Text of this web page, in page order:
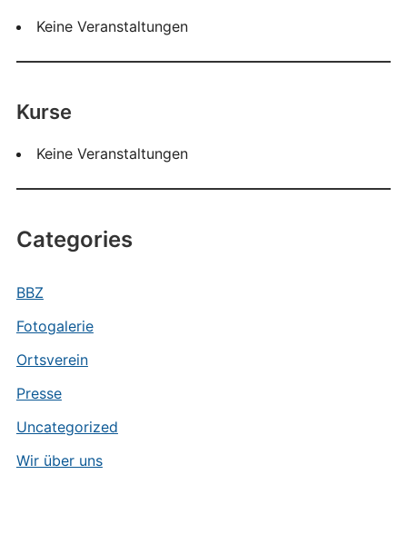
Keine Veranstaltungen
Kurse
Keine Veranstaltungen
Categories
BBZ
Fotogalerie
Ortsverein
Presse
Uncategorized
Wir über uns